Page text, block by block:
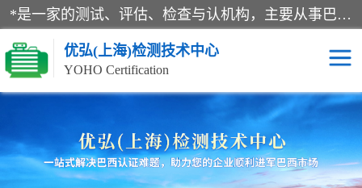
*是一家的测试、评估、检查与认机构，主要从事巴西NR10认证、NR12认证、NR13认证；ANATEL认证、INMTRO认证，欧盟CE认证：MD认证，PED认证，MID认证，ATEX认证，德国蓝色天使认证。
优弘(上海)检测技术中心
YOHO Certification
RECYCLASS认证 NR10认证
NR12认证 NR13认证